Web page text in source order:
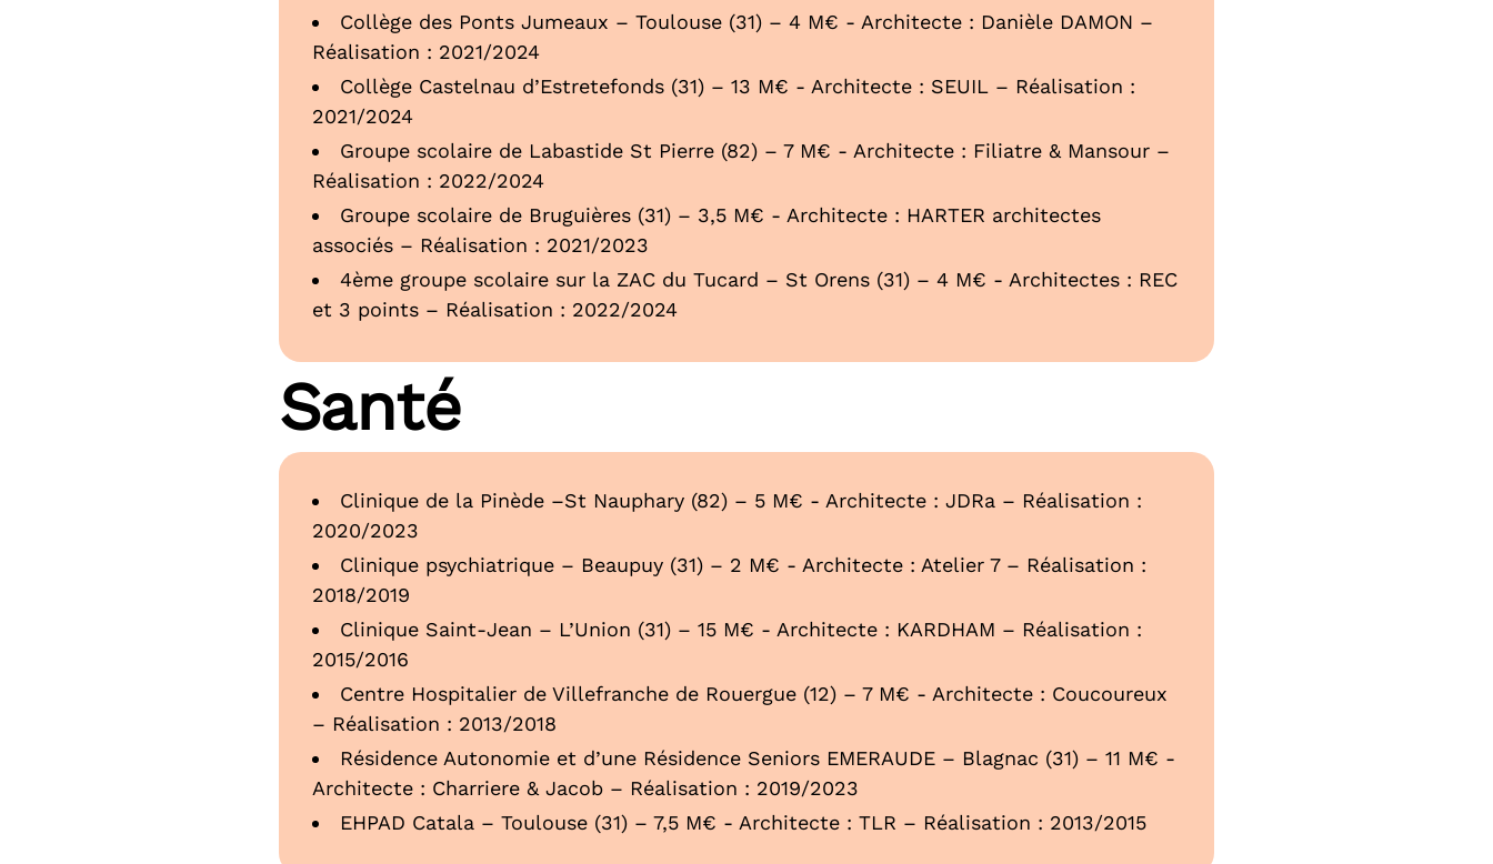
Collège des Ponts Jumeaux – Toulouse (31) – 4 M€ - Architecte : Danièle DAMON –
Réalisation : 2021/2024
Collège Castelnau d’Estretefonds (31) – 13 M€ - Architecte : SEUIL – Réalisation :
2021/2024
Groupe scolaire de Labastide St Pierre (82) – 7 M€ - Architecte : Filiatre & Mansour –
Réalisation : 2022/2024
Groupe scolaire de Bruguières (31) – 3,5 M€ - Architecte : HARTER architectes
associés – Réalisation : 2021/2023
4ème groupe scolaire sur la ZAC du Tucard – St Orens (31) – 4 M€ - Architectes : REC
et 3 points – Réalisation : 2022/2024
Santé
Clinique de la Pinède –St Nauphary (82) – 5 M€ - Architecte : JDRa – Réalisation :
2020/2023
Clinique psychiatrique – Beaupuy (31) – 2 M€ - Architecte : Atelier 7 – Réalisation :
2018/2019
Clinique Saint-Jean – L’Union (31) – 15 M€ - Architecte : KARDHAM – Réalisation :
2015/2016
Centre Hospitalier de Villefranche de Rouergue (12) – 7 M€ - Architecte : Coucoureux
– Réalisation : 2013/2018
Résidence Autonomie et d’une Résidence Seniors EMERAUDE – Blagnac (31) – 11 M€ -
Architecte : Charriere & Jacob – Réalisation : 2019/2023
EHPAD Catala – Toulouse (31) – 7,5 M€ - Architecte : TLR – Réalisation : 2013/2015